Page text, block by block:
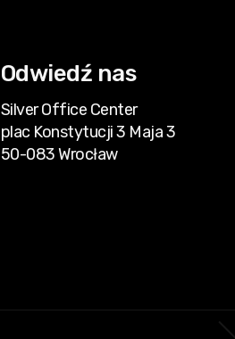
Odwiedź nas
Silver Office Center
plac Konstytucji 3 Maja 3
50-083 Wrocław